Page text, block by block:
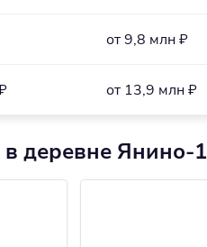
от 9,8 млн ₽
от 13,9 млн ₽
деревне Янино-1